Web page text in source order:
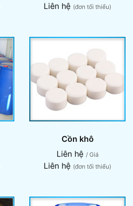
Liên hệ (đơn tối thiểu)
Cồn khô
Liên hệ / Giá
Liên hệ (đơn tối thiểu)